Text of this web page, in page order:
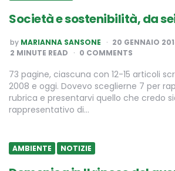
Società e sostenibilità, da
POSTED
BY
by MARIANNA SANSONE
20 GENNAIO
2 MINUTE READ 0 COMMENTS
73 pagine, ciascuna con 12-15 articoli
2008 e oggi. Dovevo sceglierne 7 per
rubrica e presentarvi quello che credo
rappresentativo di…
AMBIENTE NOTIZIE